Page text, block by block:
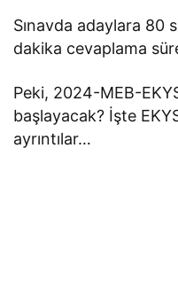
Sınavda adaylara 80
dakika cevaplama
Peki, 2024-MEB-
başlayacak? İşte
ayrıntılar…